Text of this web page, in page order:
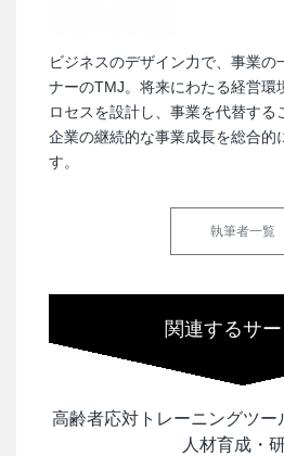
ビジネスのデザイン力で、事業の
ナーのTMJ。将来にわたる経営環
ロセスを設計し、事業を代替する
企業の継続的な事業成長を総合的
す。
執筆者一覧
関連するサ
高齢者応対トレーニングツー
人材育成・